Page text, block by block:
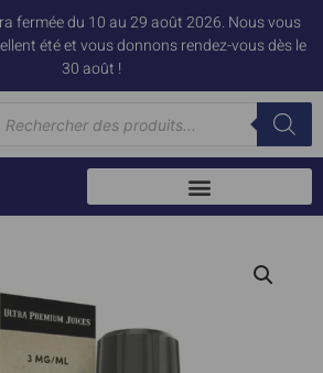
fermée du 10 au 29 août 2026. Nous vous
été et vous donnons rendez-vous dès le
30 août !